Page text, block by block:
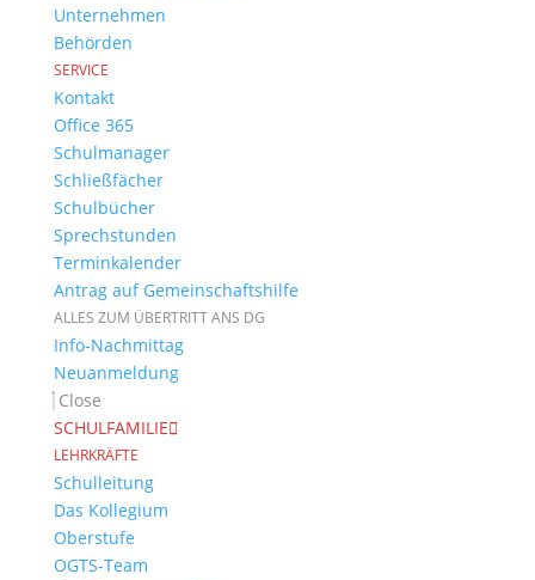
Unternehmen
Behörden
SERVICE
Kontakt
Office 365
Schulmanager
Schließfächer
Schulbücher
Sprechstunden
Terminkalender
Antrag auf Gemeinschaftshilfe
ALLES ZUM ÜBERTRITT ANS DG
Info-Nachmittag
Neuanmeldung
Close
SCHULFAMILIE
LEHRKRÄFTE
Schulleitung
Das Kollegium
Oberstufe
OGTS-Team